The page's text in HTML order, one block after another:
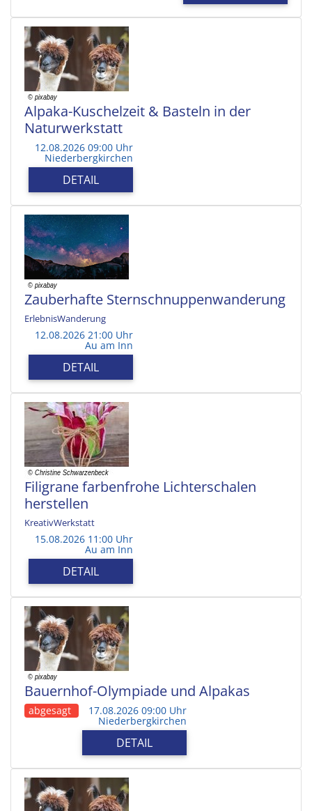
Alpaka-Kuschelzeit & Basteln in der
Naturwerkstatt
12.08.2026 09:00 Uhr
Niederbergkirchen
DETAIL
Zauberhafte Sternschnuppenwanderung
ErlebnisWanderung
12.08.2026 21:00 Uhr
Au am Inn
DETAIL
Filigrane farbenfrohe Lichterschalen
herstellen
KreativWerkstatt
15.08.2026 11:00 Uhr
Au am Inn
DETAIL
Bauernhof-Olympiade und Alpakas
abgesagt 17.08.2026 09:00 Uhr
Niederbergkirchen
DETAIL